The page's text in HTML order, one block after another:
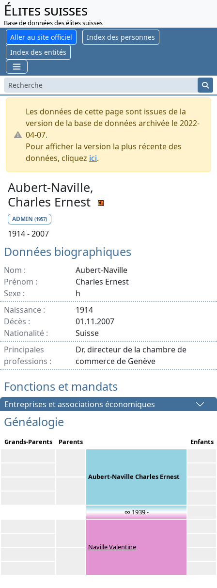
Élites suisses
Base de données des élites suisses
Aller au site officiel
Index des personnes
Index des entités
Les données de cette page sont issues de la
version de la base de données archivée le 2022-
04-07.
Pour afficher la version la plus récente des
données, cliquez ici.
Aubert-Naville,
Charles Ernest
ADMIN (1957)
1914 - 2007
Données biographiques
Nom :
Aubert-Naville
Prénom :
Charles Ernest
Sexe :
h
Naissance :
1914
Décès :
01.11.2007
Nationalité :
Suisse
Principales
professions :
Dr, directeur de la chambre de
commerce de Genève
Fonctions et mandats
Entreprises et associations économiques
Généalogie
Grands-Parents Parents Enfants
Aubert-Naville Charles Ernest
∞ 1939 -
Naville Valentine